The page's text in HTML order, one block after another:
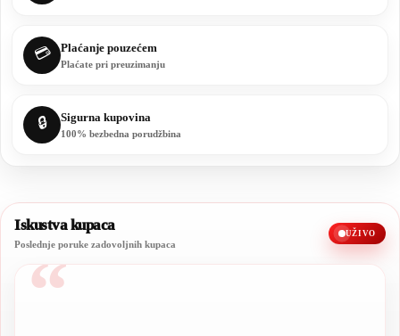
💳 Plaćanje pouzećem
Plaćate pri preuzimanju
🔒 Sigurna kupovina
100% bezbedna porudžbina
Iskustva kupaca
Poslednje poruke zadovoljnih kupaca
UŽIVO
“